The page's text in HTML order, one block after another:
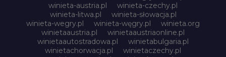
winieta-austria.pl
winieta-czechy.pl
winieta-litwa.pl
winieta-słowacja.pl
winieta-wegry.pl
winieta-węgry.pl
winieta.org
winietaaustria.pl
winietaaustriaonline.pl
winietaautostradowa.pl
winietabulgaria.pl
winietachorwacja.pl
winietaczechy.pl